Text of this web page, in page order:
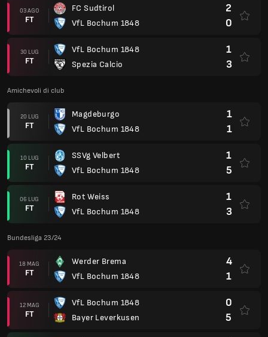
03 AGO
FT
FC Sudtirol
VfL Bochum 1848
2
0
30 LUG
FT
VfL Bochum 1848
Spezia Calcio
1
3
Amichevoli di club
20 LUG
FT
Magdeburgo
VfL Bochum 1848
1
1
10 LUG
FT
SSVg Velbert
VfL Bochum 1848
1
5
06 LUG
FT
Rot Weiss
VfL Bochum 1848
1
3
Bundesliga 23/24
18 MAG
FT
Werder Brema
VfL Bochum 1848
4
1
12 MAG
FT
VfL Bochum 1848
Bayer Leverkusen
0
5